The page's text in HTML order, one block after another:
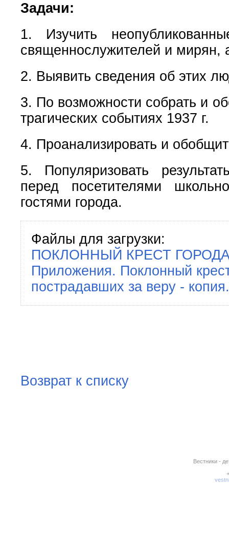
Задачи:
1. Изучить
священнослужителей и мирян,
2. Выявить сведения об этих
3. По возможности собрать и
трагических событиях 1937 г.
4. Проанализировать и
5. Популяризовать
перед посетителями
гостями города.
Файлы для загрузки:
ПОКЛОННЫЙ КРЕСТ ГОРОДА
Приложения. Поклонный
пострадавших за веру -
Возврат к списку
Вестники -